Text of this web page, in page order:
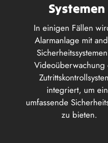
Systemen
In einigen Fällen
Alarmanlage mit
Videoüberwachung
integriert, um
umfassende
zu bieten.